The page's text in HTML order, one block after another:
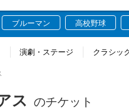
ブルーマン 高校野球
演劇・ステージ クラシッ
ス のチケット